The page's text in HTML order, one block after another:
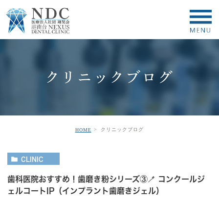
クリニックブログ
HOME クリニックブログ
CLINIC
歯科医院おすすめ！歯磨き粉シリーズ③🪥 コンクールジ
ェルコートIP（インプラント歯磨きジェル）